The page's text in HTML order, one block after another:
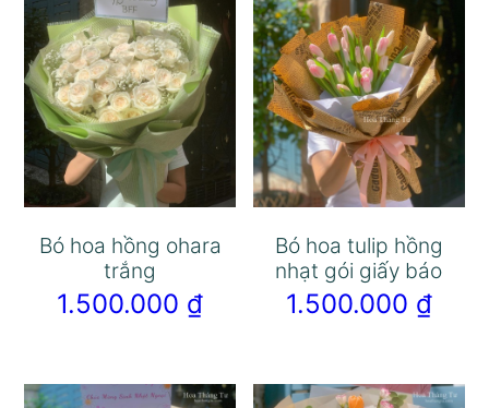
Bó hoa hồng ohara
trắng
1.500.000 ₫
Bó hoa tulip hồng
nhạt gói giấy báo
1.500.000 ₫